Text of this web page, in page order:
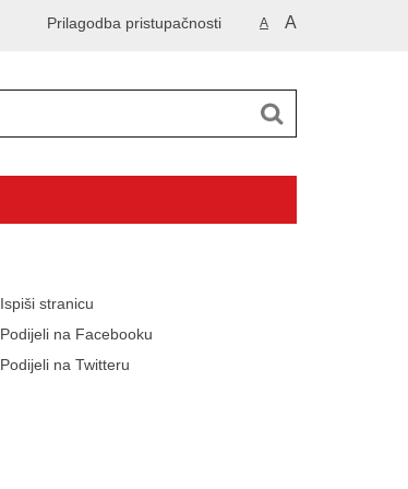
A A
Prilagodba pristupačnosti
Ispiši stranicu
Podijeli na Facebooku
Podijeli na Twitteru